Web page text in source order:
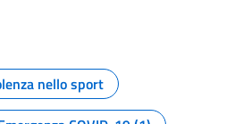
della pagina
nello sport